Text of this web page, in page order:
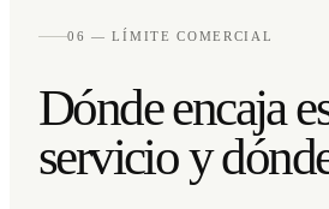
06 — LÍMITE COMERCIAL
Dónde encaja
servicio y